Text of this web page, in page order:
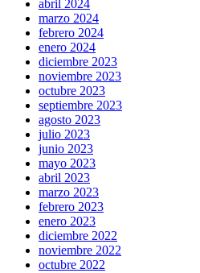
abril 2024
marzo 2024
febrero 2024
enero 2024
diciembre 2023
noviembre 2023
octubre 2023
septiembre 2023
agosto 2023
julio 2023
junio 2023
mayo 2023
abril 2023
marzo 2023
febrero 2023
enero 2023
diciembre 2022
noviembre 2022
octubre 2022